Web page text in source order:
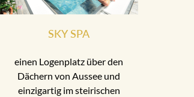
SKY SPA
einen Logenplatz über den
Dächern von Aussee und
einzigartig im steirischen